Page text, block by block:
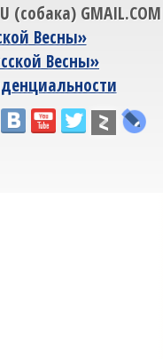
(собака) GMAIL.COM
Весны»
Весны»